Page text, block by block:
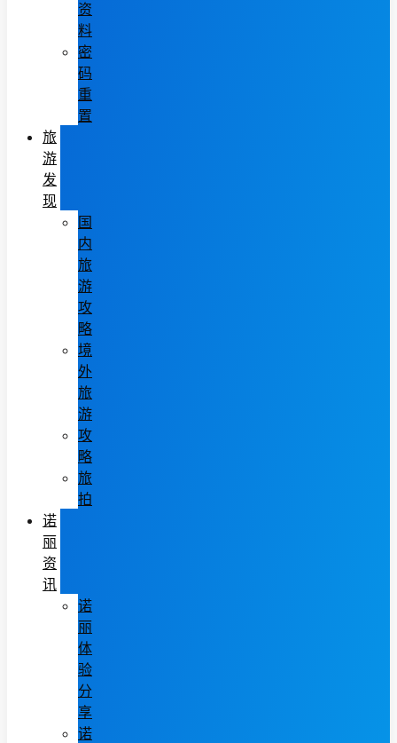
资
料
密
码
重
置
旅
游
发
现
国
内
旅
游
攻
略
境
外
旅
游
攻
略
旅
拍
诺
丽
资
讯
诺
丽
体
验
分
享
诺